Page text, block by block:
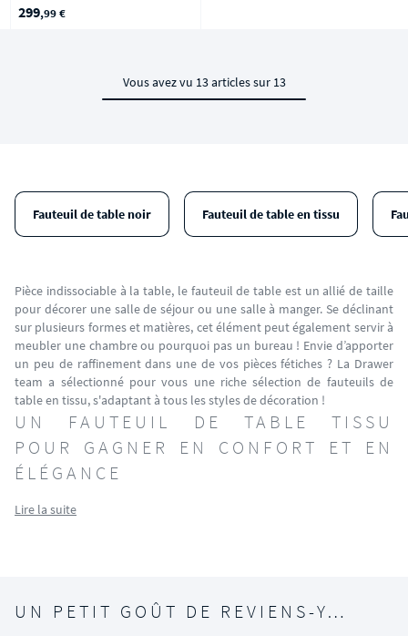
299,99 €
Vous avez vu 13 articles sur 13
Fauteuil de table noir Fauteuil de table en tissu
Pièce indissociable à la table, le fauteuil de table est un allié de taille
pour décorer une salle de séjour ou une salle à manger. Se déclinant
sur plusieurs formes et matières, cet élément peut également servir à
meubler une chambre ou pourquoi pas un bureau ! Envie d’apporter
un peu de raffinement dans une de vos pièces fétiches ? La Drawer
team a sélectionné pour vous une riche sélection de fauteuils de
table en tissu, s'adaptant à tous les styles de décoration !
UN FAUTEUIL DE TABLE TISSU
POUR GAGNER EN CONFORT ET EN
ÉLÉGANCE
Lire la suite
UN PETIT GOÛT DE REVIENS-Y…